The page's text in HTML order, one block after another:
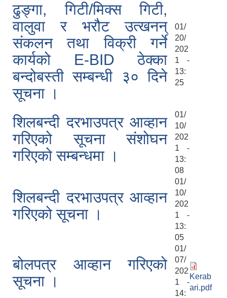
ढुङ्गा, गिटी/मिक्स गिटी,
वालुवा र भरौट उत्खनन्
संकलन तथा विक्री गर्ने
कार्यको E-BID ठेक्का
बन्दोबस्ती सम्बन्धी ३० दिने
सूचना ।
01/
20/
202
1 -
13:
25
शिलबन्दी दरभाउपत्र आव्हान
गरिएको सूचना संशोघन
गरिएको सम्बन्धमा ।
01/
10/
202
1 -
13:
08
शिलबन्दी दरभाउपत्र आव्हान
गरिएको सूचना ।
01/
10/
202
1 -
13:
05
बोलपत्र आव्हान गरिएको
सूचना ।
01/
07/
202
1 -
14:
Kerab
ari.pdf